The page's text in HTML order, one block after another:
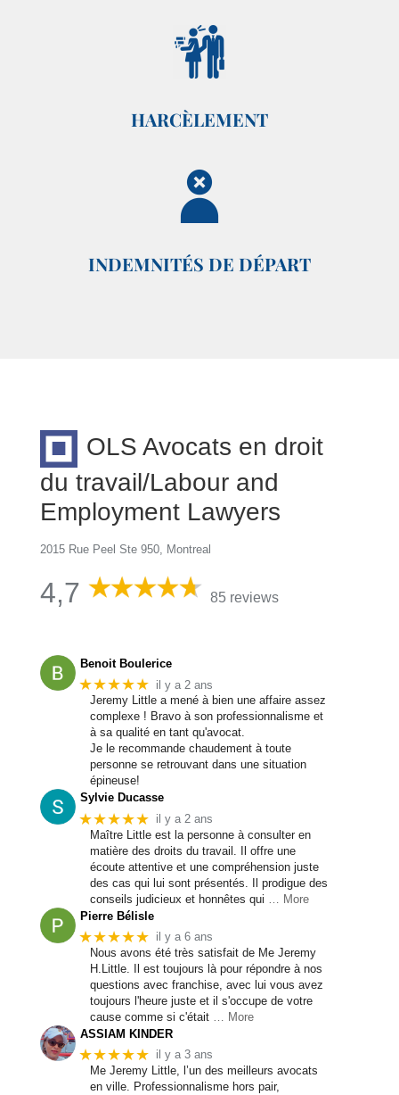
HARCÈLEMENT
INDEMNITÉS DE DÉPART
OLS Avocats en droit
du travail/Labour and
Employment Lawyers
2015 Rue Peel Ste 950, Montreal
4,7 85 reviews
Benoit Boulerice
★★★★★ il y a 2 ans
Jeremy Little a mené à bien une affaire assez
complexe ! Bravo à son professionnalisme et
à sa qualité en tant qu'avocat.
Je le recommande chaudement à toute
personne se retrouvant dans une situation
épineuse!
Sylvie Ducasse
★★★★★ il y a 2 ans
Maître Little est la personne à consulter en
matière des droits du travail. Il offre une
écoute attentive et une compréhension juste
des cas qui lui sont présentés. Il prodigue des
conseils judicieux et honnêtes qui
… More
Pierre Bélisle
★★★★★ il y a 6 ans
Nous avons été très satisfait de Me Jeremy
H.Little. Il est toujours là pour répondre à nos
questions avec franchise, avec lui vous avez
toujours l'heure juste et il s'occupe de votre
cause comme si c'était
… More
ASSIAM KINDER
★★★★★ il y a 3 ans
Me Jeremy Little, l’un des meilleurs avocats
en ville. Professionnalisme hors pair,